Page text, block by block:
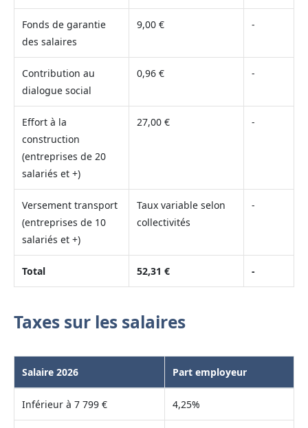
Fonds de garantie
des salaires
9,00 € -
Contribution au
dialogue social
0,96 € -
Effort à la
construction
(entreprises de 20
salariés et +)
27,00 € -
Versement transport
(entreprises de 10
salariés et +)
Taux variable selon
collectivités
-
Total 52,31 € -
Taxes sur les salaires
Salaire 2026 Part employeur
Inférieur à 7 799 € 4,25%